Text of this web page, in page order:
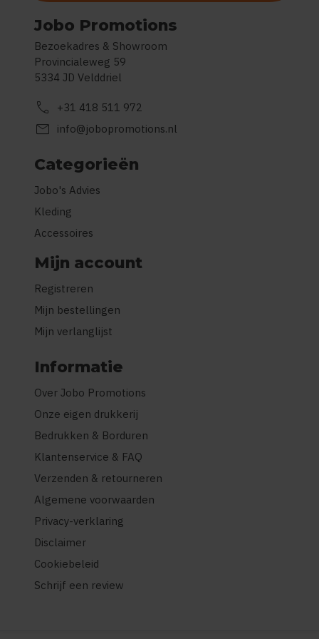
Jobo Promotions
Bezoekadres & Showroom
Provincialeweg 59
5334 JD Velddriel
call +31 418 511 972
mail info@jobopromotions.nl
Categorieën
Jobo's Advies
Kleding
Accessoires
Mijn account
Registreren
Mijn bestellingen
Mijn verlanglijst
Informatie
Over Jobo Promotions
Onze eigen drukkerij
Bedrukken & Borduren
Klantenservice & FAQ
Verzenden & retourneren
Algemene voorwaarden
Privacy-verklaring
Disclaimer
Cookiebeleid
Schrijf een review